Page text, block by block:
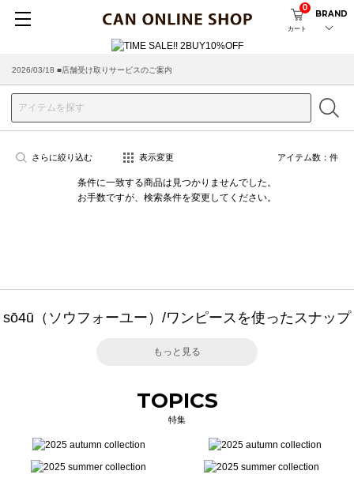
カート
0
BRAND
2026/03/18 ■店舗受け取りサービスのご案内
さらに絞り込む 表示変更 アイテム数： 件
条件に一致する商品は見つかりませんでした。
お手数ですが、検索条件を変更してください。
sō4ū（ソウフォーユー）/ワンピースを使ったスナップ
もっと見る
TOPICS
特集